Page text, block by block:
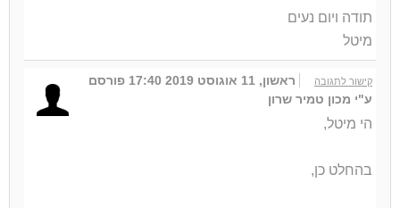
תודה ויום נעים
מיטל
קישור לתגובה ראשון, 11 אוגוסט 2019 17:40
פורסם
ע"י מכון טמיר שרון
הי מיטל,
בהחלט כן,